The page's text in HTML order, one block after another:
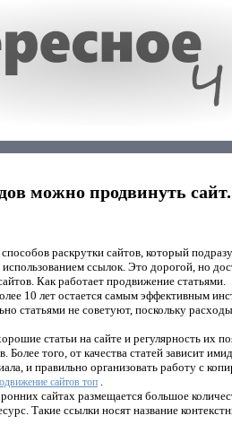
можно продвинуть сайт.
раскрутки сайтов, который
ссылок. Это дорогой, но
Как работает продвижение статьями.
10 лет остается самым эффективным
статьями не советуют, поскольку
статьи на сайте и регулярность их
Более того, от качества статей зависит
и правильно организовать работу с
сайтов топ .
сайтах размещается большое
Такие ссылки носят название